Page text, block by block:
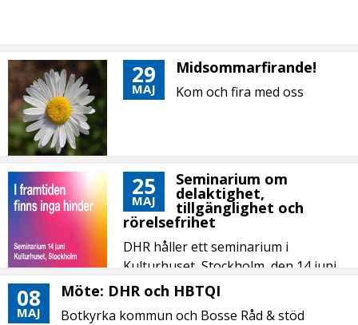
29
MAJ
Midsommarfirande!
Kom och fira med oss
25
MAJ
Seminarium om
delaktighet,
tillgänglighet och
rörelsefrihet
DHR håller ett seminarium i
Kulturhuset, Stockholm, den 14 juni.
08
MAJ
Möte: DHR och HBTQI
Botkyrka kommun och Bosse Råd & stöd